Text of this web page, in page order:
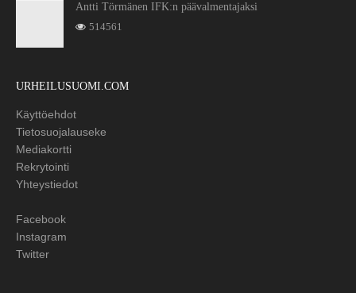
Antti Törmänen IFK:n päävalmentajaksi
514561
URHEILUSUOMI.COM
Käyttöehdot
Tietosuojalauseke
Mediakortti
Rekrytointi
Yhteystiedot
Facebook
Instagram
Twitter